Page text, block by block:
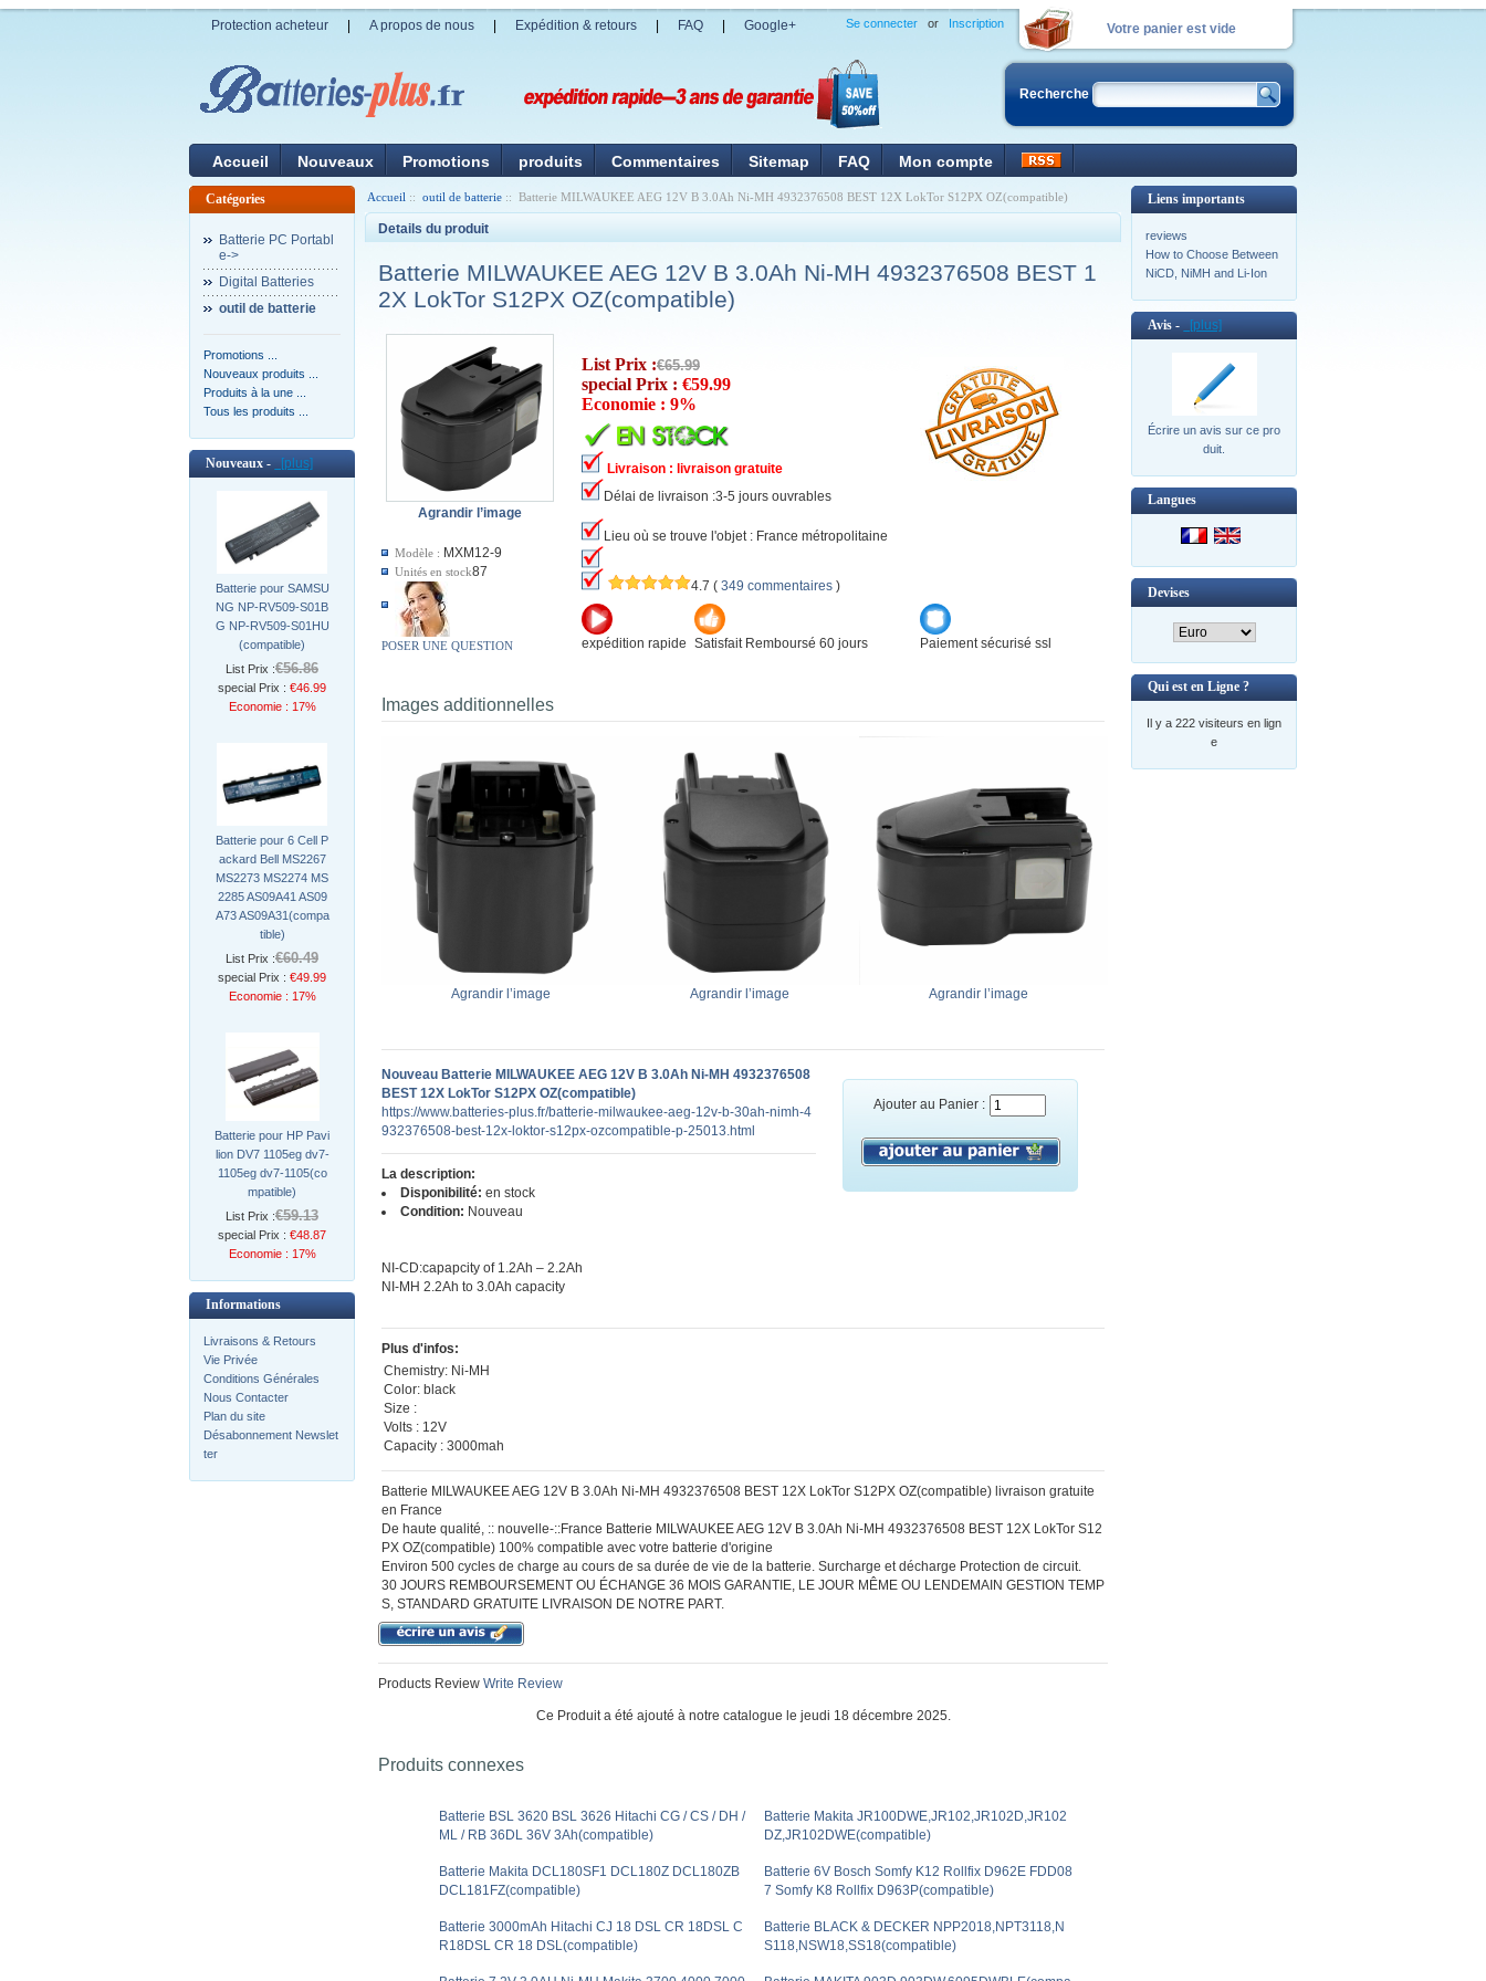
Protection acheteur A propos de nous Expédition & retours FAQ Google+ Votre panier est vide
Se connecter or Inscription
Recherche
Accueil Nouveaux Promotions produits Commentaires Sitemap FAQ Mon compte
Catégories
Batterie PC Portabl
e->
Digital Batteries
outil de batterie
Promotions ...
Nouveaux produits ...
Produits à la une ...
Tous les produits ...
Nouveaux - [plus]
Batterie pour SAMSU
NG NP-RV509-S01B
G NP-RV509-S01HU
(compatible)
List Prix :€56.86
special Prix : €46.99
Economie : 17%
Batterie pour 6 Cell P
ackard Bell MS2267
MS2273 MS2274 MS
2285 AS09A41 AS09
A73 AS09A31(compa
tible)
List Prix :€60.49
special Prix : €49.99
Economie : 17%
Batterie pour HP Pavi
lion DV7 1105eg dv7-
1105eg dv7-1105(co
mpatible)
List Prix :€59.13
special Prix : €48.87
Economie : 17%
Informations
Livraisons & Retours
Vie Privée
Conditions Générales
Nous Contacter
Plan du site
Désabonnement Newslet
ter
Accueil :: outil de batterie :: Batterie MILWAUKEE AEG 12V B 3.0Ah Ni-MH 4932376508 BEST 12X LokTor S12PX OZ(compatible)
Details du produit
Batterie MILWAUKEE AEG 12V B 3.0Ah Ni-MH 4932376508 BEST 1
2X LokTor S12PX OZ(compatible)
Agrandir l’image
Modèle : MXM12-9
Unités en stock87
POSER UNE QUESTION
List Prix :€65.99
special Prix : €59.99
Economie : 9%
Livraison : livraison gratuite
Délai de livraison :3-5 jours ouvrables
Lieu où se trouve l'objet : France métropolitaine
4.7 ( 349 commentaires )
expédition rapide Satisfait Remboursé 60 jours Paiement sécurisé ssl
Images additionnelles
Agrandir l’image Agrandir l’image Agrandir l’image
Ajouter au Panier :
Nouveau Batterie MILWAUKEE AEG 12V B 3.0Ah Ni-MH 4932376508
BEST 12X LokTor S12PX OZ(compatible)
https://www.batteries-plus.fr/batterie-milwaukee-aeg-12v-b-30ah-nimh-4
932376508-best-12x-loktor-s12px-ozcompatible-p-25013.html
La description:
Disponibilité: en stock
Condition: Nouveau
NI-CD:capapcity of 1.2Ah – 2.2Ah
NI-MH 2.2Ah to 3.0Ah capacity
Plus d'infos:
Chemistry: Ni-MH
Color: black
Size :
Volts : 12V
Capacity : 3000mah
Batterie MILWAUKEE AEG 12V B 3.0Ah Ni-MH 4932376508 BEST 12X LokTor S12PX OZ(compatible) livraison gratuite
en France
De haute qualité, :: nouvelle-::France Batterie MILWAUKEE AEG 12V B 3.0Ah Ni-MH 4932376508 BEST 12X LokTor S12
PX OZ(compatible) 100% compatible avec votre batterie d'origine
Environ 500 cycles de charge au cours de sa durée de vie de la batterie. Surcharge et décharge Protection de circuit.
30 JOURS REMBOURSEMENT OU ÉCHANGE 36 MOIS GARANTIE, LE JOUR MÊME OU LENDEMAIN GESTION TEMP
S, STANDARD GRATUITE LIVRAISON DE NOTRE PART.
Products Review Write Review
Ce Produit a été ajouté à notre catalogue le jeudi 18 décembre 2025.
Produits connexes
Batterie BSL 3620 BSL 3626 Hitachi CG / CS / DH /
ML / RB 36DL 36V 3Ah(compatible)
Batterie Makita JR100DWE,JR102,JR102D,JR102
DZ,JR102DWE(compatible)
Batterie Makita DCL180SF1 DCL180Z DCL180ZB
DCL181FZ(compatible)
Batterie 6V Bosch Somfy K12 Rollfix D962E FDD08
7 Somfy K8 Rollfix D963P(compatible)
Batterie 3000mAh Hitachi CJ 18 DSL CR 18DSL C
R18DSL CR 18 DSL(compatible)
Batterie BLACK & DECKER NPP2018,NPT3118,N
S118,NSW18,SS18(compatible)
Liens importants
reviews
How to Choose Between
NiCD, NiMH and Li-Ion
Avis - [plus]
Écrire un avis sur ce pro
duit.
Langues
Devises
Qui est en Ligne ?
Il y a 222 visiteurs en lign
e